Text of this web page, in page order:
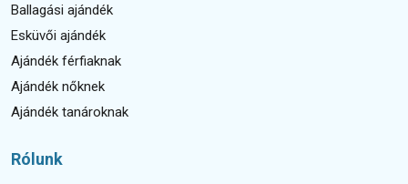
Ballagási ajándék
Esküvői ajándék
Ajándék férfiaknak
Ajándék nőknek
Ajándék tanároknak
Rólunk